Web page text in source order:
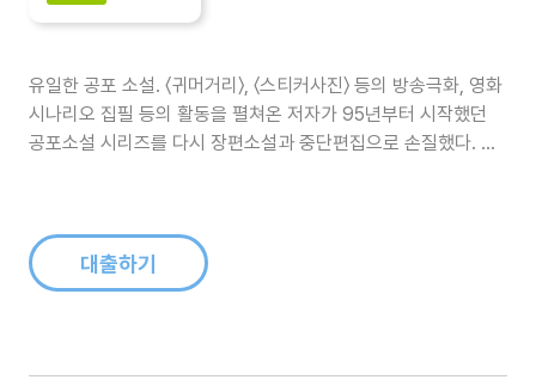
유일한 공포 소설. 〈귀머거리〉, 〈스티커사진〉 등의 방송극화, 영화
시나리오 집필 등의 활동을 펼쳐온 저자가 95년부터 시작했던
공포소설 시리즈를 다시 장편소설과 중단편집으로 손질했다. 일
람의 얼굴, 엽기적인 식인마 등 소름끼치는 소재를 은근한 공포와
인간 심리 분석을 ..
대출하기